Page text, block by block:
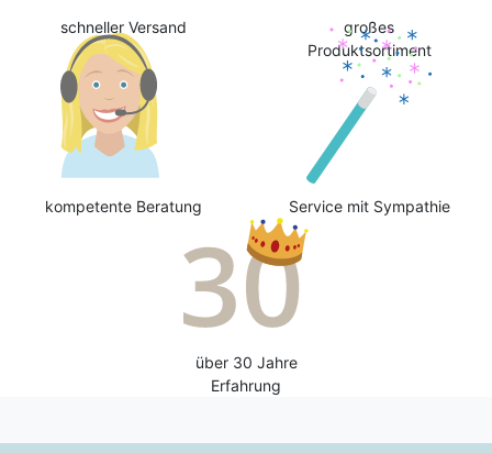
schneller Versand
großes
Produktsortiment
kompetente Beratung Service mit Sympathie
über 30 Jahre
Erfahrung